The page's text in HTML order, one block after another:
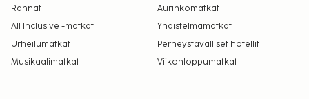
Rannat
Aurinkomatkat
All Inclusive -matkat
Yhdistelmämatkat
Urheilumatkat
Perheystävälliset hotellit
Musikaalimatkat
Viikonloppumatkat